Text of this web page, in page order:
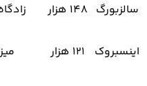
سالزبورگ 148 هزار
اینسبروک 121 هزار